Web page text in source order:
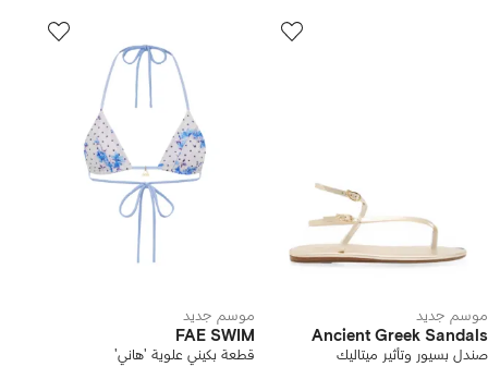
موسم جديد
Ancient Greek Sandals
صندل بسيور وتأثير ميتاليك
موسم جديد
FAE SWIM
قطعة بكيني علوية 'هاني'